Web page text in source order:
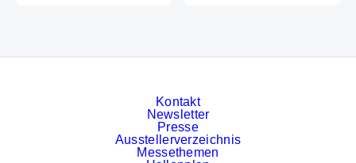
Kontakt
Newsletter
Presse
Ausstellerverzeichnis
Messethemen